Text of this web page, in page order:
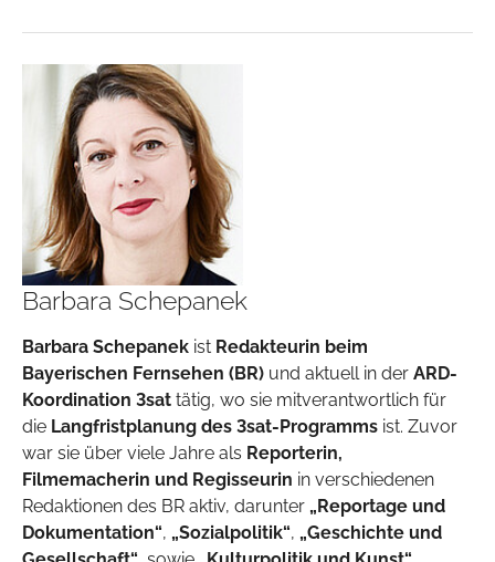
Barbara Schepanek
Barbara Schepanek ist Redakteurin beim
Bayerischen Fernsehen (BR) und aktuell in der ARD-
Koordination 3sat tätig, wo sie mitverantwortlich für
die Langfristplanung des 3sat-Programms ist. Zuvor
war sie über viele Jahre als Reporterin,
Filmemacherin und Regisseurin in verschiedenen
Redaktionen des BR aktiv, darunter „Reportage und
Dokumentation“, „Sozialpolitik“, „Geschichte und